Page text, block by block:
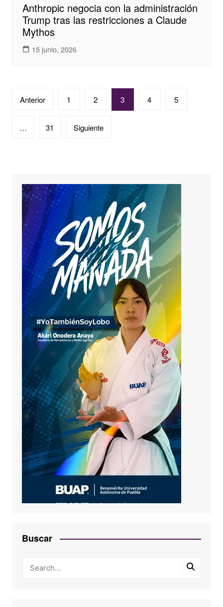
Anthropic negocia con la administración
Trump tras las restricciones a Claude
Mythos
15 junio, 2026
Paginación
entradas
Anterior 1 2 3 4 5
… 31 Siguiente
Buscar